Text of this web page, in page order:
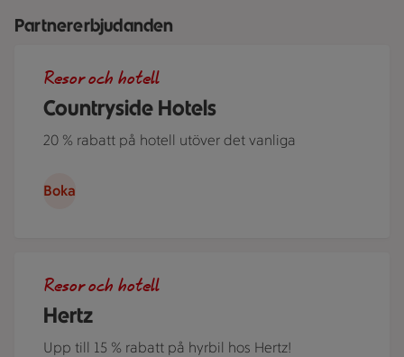
Partnererbjudanden
Countryside Hotels
Resor och hotell
20 % rabatt på hotell utöver det vanliga
Boka
Hertz
Resor och hotell
Upp till 15 % rabatt på hyrbil hos Hertz!